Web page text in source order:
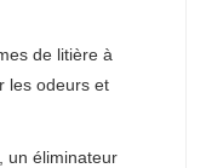
de litière à
les odeurs et
un éliminateur